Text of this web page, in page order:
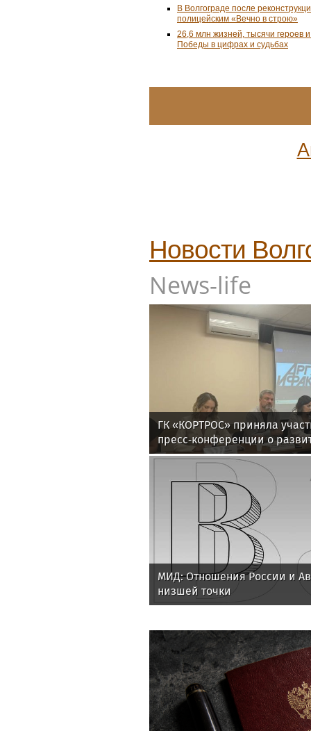
В Волгограде после
полицейским «Вечно в строю»
26,6 млн жизней, тысячи героев
Победы в цифрах и судьбах
Новости
News-life
ГК «КОРТРОС» приняла
пресс‑конференции о
отрасли в Челябинске
МИД: Отношения России и
низшей точки